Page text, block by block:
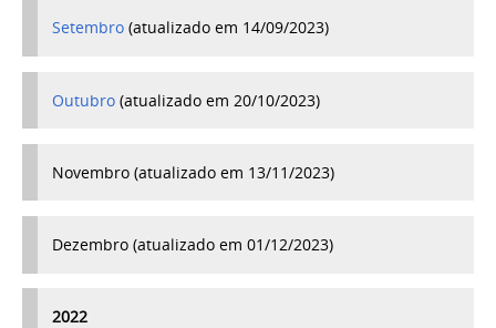
Setembro(atualizado em 14/09/2023)
Outubro (atualizado em 20/10/2023)
Novembro (atualizado em 13/11/2023)
Dezembro (atualizado em 01/12/2023)
2022